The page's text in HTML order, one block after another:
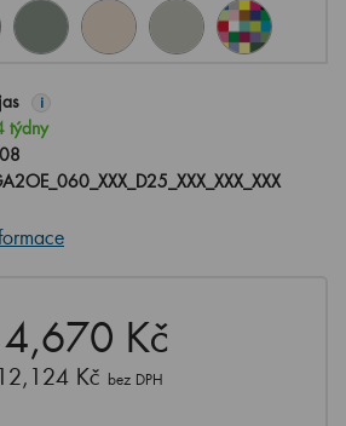
i
týdny
Kč
12,124 Kč bez DPH